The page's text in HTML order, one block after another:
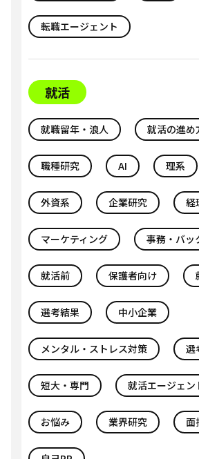
転職エージェント
就活
就職留年・浪人 就活の進め
職種研究 AI 理系
外資系 企業研究 経
マーケティング 事務・バッ
就活前 保護者向け
選考結果 中小企業
メンタル・ストレス対策 選
短大・専門 就活エージェン
お悩み 業界研究 面